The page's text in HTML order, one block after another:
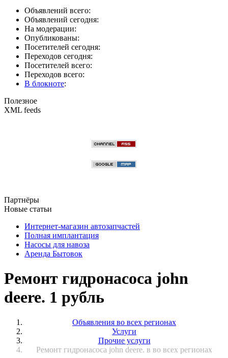
Объявлений всего:
Объявлений сегодня:
На модерации:
Опубликованы:
Посетителей сегодня:
Переходов сегодня:
Посетителей всего:
Переходов всего:
В блокноте:
Полезное
XML feeds
Партнёры
Новые статьи
Интернет-магазин автозапчастей
Полная имплантация
Насосы для навоза
Аренда Бытовок
Ремонт гидронасоса john
deere. 1 рубль
Объявления во всех регионах
Услуги
Прочие услуги
Ремонт гидронасоса john deere. в во всех регионах